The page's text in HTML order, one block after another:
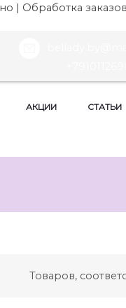
| Обработка
АКЦИИ СТАТЬИ
Товаров,